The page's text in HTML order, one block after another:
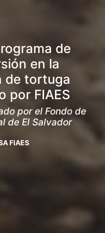
de
en la
de tortuga
por FIAES
por el Fondo de
de El Salvador
FIAES